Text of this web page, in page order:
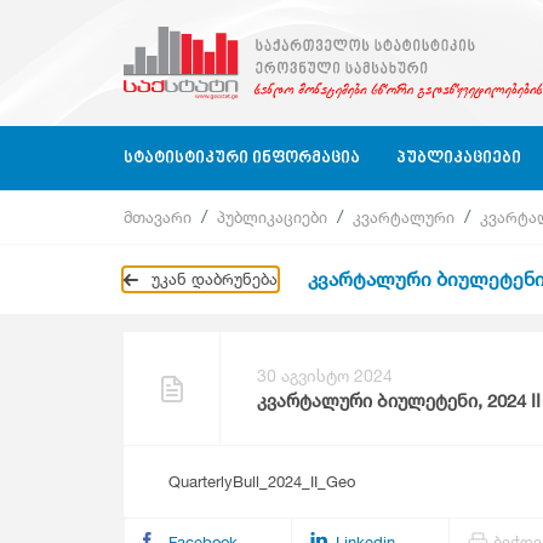
ᲡᲢᲐᲢᲘᲡᲢᲘᲙᲣᲠᲘ ᲘᲜᲤᲝᲠᲛᲐᲪᲘᲐ
Ბიზნეს Სექტორი
Ბიზნეს Რეგისტრი
Გარემოს Სტატისტიკა
Ეროვნული Ანგარიშები
ᲞᲣᲑᲚᲘᲙᲐᲪᲘᲔᲑᲘ
Წლიური
Ბიზნეს Სტატისტიკა
Გარემოს Სტატისტიკა
Კითხვარები
Ბიზნეს Სექტორი
Განათლება, Მეცნიერება, Კულტურა
Დასაქმება, Ხელფასები
Მომსახურების Სტატისტიკა
მთავარი პუბლიკაციები კვარტალური
უკან დაბრუნება კვარტალური
კვარტალური ბიულეტენი, 2024 II
30 აგვისტო 2024
QuarterlyBull_2024_II_Geo